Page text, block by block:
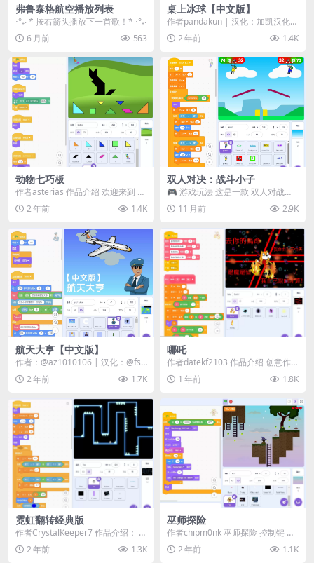
弗鲁泰格航空播放列表
⋅°₊‧ * 按右箭头播放下一首歌！* ⋅°₊‧
6 月前
563
桌上冰球【中文版】
作者pandakun | 汉化：加凯汉化组
作品介绍： 🏒 欢迎来到桌上冰
球！ ...
2 年前 1.4K
动物七巧板
作者asterias 作品介绍 欢迎来到 动
物七巧板！这是一款以房屋和农场
动物为...
2 年前 1.4K
双人对决：战斗小子
🎮 游戏玩法 这是一款 双人对战游
戏，找上你的好友一起开战才最有
乐趣！ 🟡 黄色...
11 月前 2.9K
航天大亨【中文版】
作者：@az1010106 | 汉化：@fsc
-s181216,@zhuhuai...
2 年前 1.7K
哪吒
作者datekf2103 作品介绍 创意作
品，灵感来自《哪吒2》！ 肝爆
了！！！...
1 年前 1.8K
霓虹翻转经典版
作者CrystalKeeper7 作品介绍： 欢
迎体验这款经典霓虹挑战游戏！2....
2 年前 1.3K
巫师探险
作者chipm0nk 巫师探险 控制键 使
用[箭头键]或[W][A][D]来移动...
2 年前 1.1K